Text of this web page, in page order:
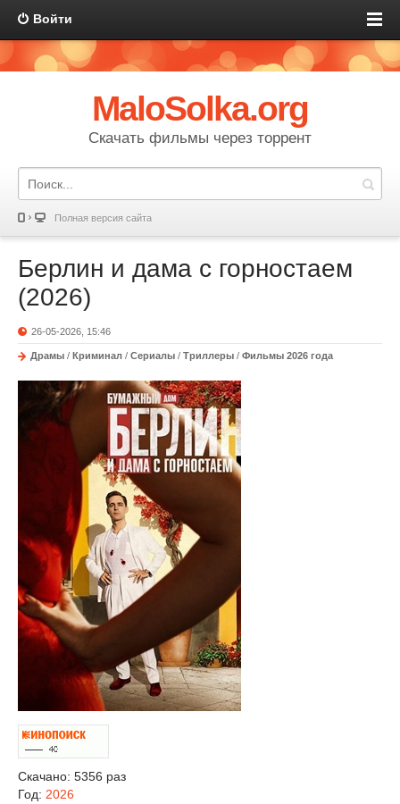
Войти
MaloSolka.org
Скачать фильмы через торрент
Полная версия сайта
Берлин и дама с горностаем
(2026)
26-05-2026, 15:46
Драмы / Криминал / Сериалы / Триллеры / Фильмы 2026 года
Скачано: 5356 раз
Год: 2026